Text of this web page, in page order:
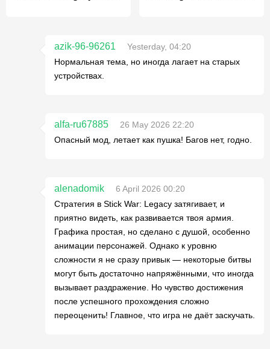
azik-96-96261
Yesterday, 04:20
Нормальная тема, но иногда лагает на старых
устройствах.
alfa-ru67885
26 May 2026 22:20
Опасный мод, летает как пушка! Багов нет, годно.
alenadomik
6 April 2026 00:20
Стратегия в Stick War: Legacy затягивает, и
приятно видеть, как развивается твоя армия.
Графика простая, но сделано с душой, особенно
анимации персонажей. Однако к уровню
сложности я не сразу привык — некоторые битвы
могут быть достаточно напряжёнными, что иногда
вызывает раздражение. Но чувство достижения
после успешного прохождения сложно
переоценить! Главное, что игра не даёт заскучать.